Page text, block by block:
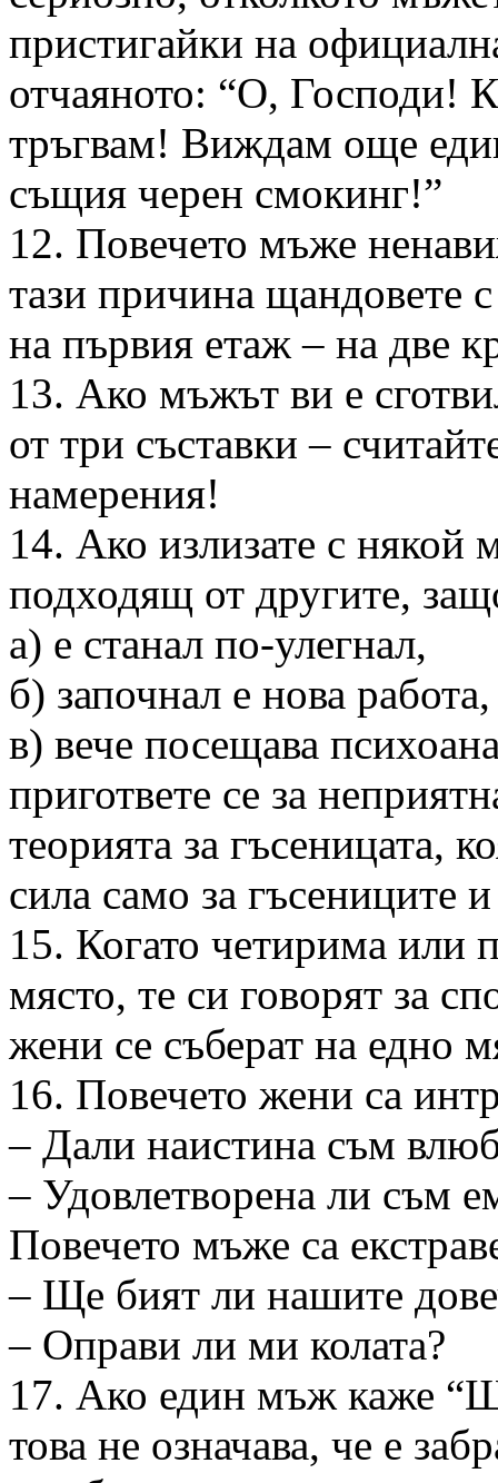
пристигайки на
отчаяното: “О, Господи!
тръгвам! Виждам още
същия черен смокинг!”
12. Повечето мъже
тази причина щандовете
на първия етаж – на две
13. Ако мъжът ви е
от три съставки –
намерения!
14. Ако излизате с
подходящ от другите,
а) е станал по-улегнал,
б) започнал е нова работа,
в) вече посещава
пригответе се за
теорията за гъсеницата,
сила само за гъсениците
15. Когато четирима или
място, те си говорят за
жени се съберат на едно
16. Повечето жени са
– Дали наистина съм
– Удовлетворена ли съм
Повечето мъже са
– Ще бият ли нашите
– Оправи ли ми колата?
17. Ако един мъж каже
това не означава, че е